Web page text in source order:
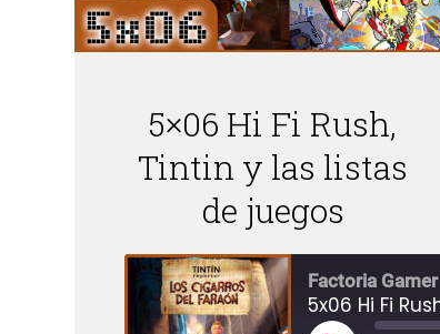
5×06 Hi Fi Rush,
Tintin y las listas
de juegos
Factoria Gamer